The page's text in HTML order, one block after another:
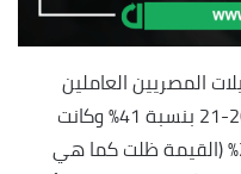
المصريين العاملين
بالخارج كانت المصدر الأول في عام 20-21 بنسبة 41% وكانت
المصدر الثاني في 21-22 بنسبة 26% (القيمة ظلت كما هي